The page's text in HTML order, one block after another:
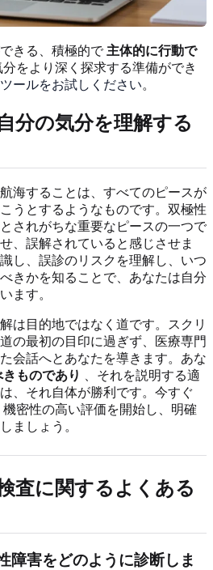
きる、積極的で 主体的に行動で
をより深く探求する準備ができ
ールをお試しください。
分の気分を理解する
海することは、すべてのピースが
うとするようなものです。双極性
されがちな重要なピースの一つで
、誤解されていると感じさせま
し、誤診のリスクを理解し、いつ
きかを知ることで、あなたは自分
ます。
は目的地ではなく道です。スクリ
の最初の目印に過ぎず、医療専門
会話へとあなたを導きます。あな
ものであり
、それを説明する適
、それ自体が勝利です。今すぐ
機密性の高い評価を開始し、明確
ましょう。
査に関するよくある
障害をどのように診断しま